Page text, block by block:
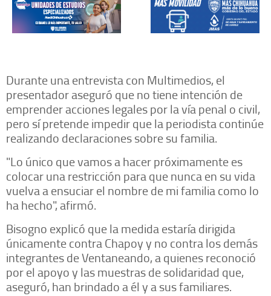
Durante una entrevista con Multimedios, el
presentador aseguró que no tiene intención de
emprender acciones legales por la vía penal o civil,
pero sí pretende impedir que la periodista continúe
realizando declaraciones sobre su familia.
"Lo único que vamos a hacer próximamente es
colocar una restricción para que nunca en su vida
vuelva a ensuciar el nombre de mi familia como lo
ha hecho", afirmó.
Bisogno explicó que la medida estaría dirigida
únicamente contra Chapoy y no contra los demás
integrantes de Ventaneando, a quienes reconoció
por el apoyo y las muestras de solidaridad que,
aseguró, han brindado a él y a sus familiares.